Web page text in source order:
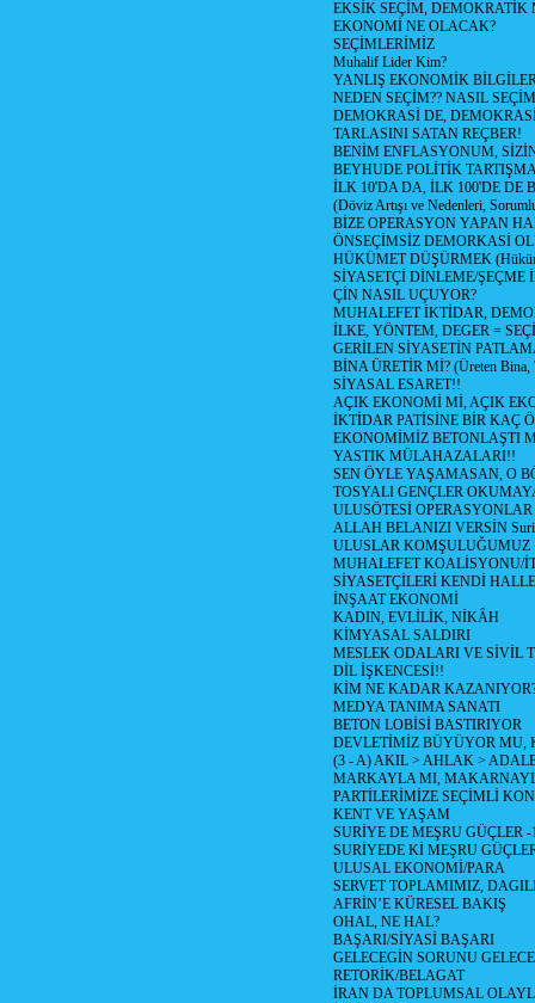
EKSİK SEÇİM, DEMOKRATİK
EKONOMİ NE OLACAK?
SEÇİMLERİMİZ
Muhalif Lider Kim?
YANLIŞ EKONOMİK
NEDEN SEÇİM?? NASIL
DEMOKRASİ DE,
TARLASINI SATAN REÇBER!
BENİM ENFLASYONUM,
BEYHUDE POLİTİK
İLK 10'DA DA, İLK 100'DE DE
(Döviz Artışı ve Nedenleri,
BİZE OPERASYON YAPAN
ÖNSEÇİMSİZ DEMORKASİ
HÜKÜMET DÜŞÜRMEK
SİYASETÇİ DİNLEME/ŞEÇME
ÇİN NASIL UÇUYOR?
MUHALEFET İKTİDAR,
İLKE, YÖNTEM, DEGER =
GERİLEN SİYASETİN
BİNA ÜRETİR Mİ? (Üreten Bina,
SİYASAL ESARET!!
AÇIK EKONOMİ Mİ, AÇIK
İKTİDAR PATİSİNE BİR KAÇ
EKONOMİMİZ BETONLAŞTI
YASTIK MÜLAHAZALARI!!
SEN ÖYLE YAŞAMASAN, O
TOSYALI GENÇLER
ULUSÖTESİ OPERASYONLAR
ALLAH BELANIZI VERSİN
ULUSLAR KOMŞULUĞUMUZ
MUHALEFET KOALİSYONU/
SİYASETÇİLERİ KENDİ
İNŞAAT EKONOMİ
KADIN, EVLİLİK, NİKÂH
KİMYASAL SALDIRI
MESLEK ODALARI VE SİVİL
DİL İŞKENCESİ!!
KİM NE KADAR
MEDYA TANIMA SANATI
BETON LOBİSİ BASTIRIYOR
DEVLETİMİZ BÜYÜYOR MU,
(3 - A) AKIL > AHLAK >
MARKAYLA MI,
PARTİLERİMİZE SEÇİMLİ
KENT VE YAŞAM
SURİYE DE MEŞRU GÜÇLER -
SURİYEDE Kİ MEŞRU
ULUSAL EKONOMİ/PARA
SERVET TOPLAMIMIZ,
AFRİN’E KÜRESEL BAKIŞ
OHAL, NE HAL?
BAŞARI/SİYASİ BAŞARI
GELECEGİN SORUNU
RETORİK/BELAGAT
İRAN DA TOPLUMSAL